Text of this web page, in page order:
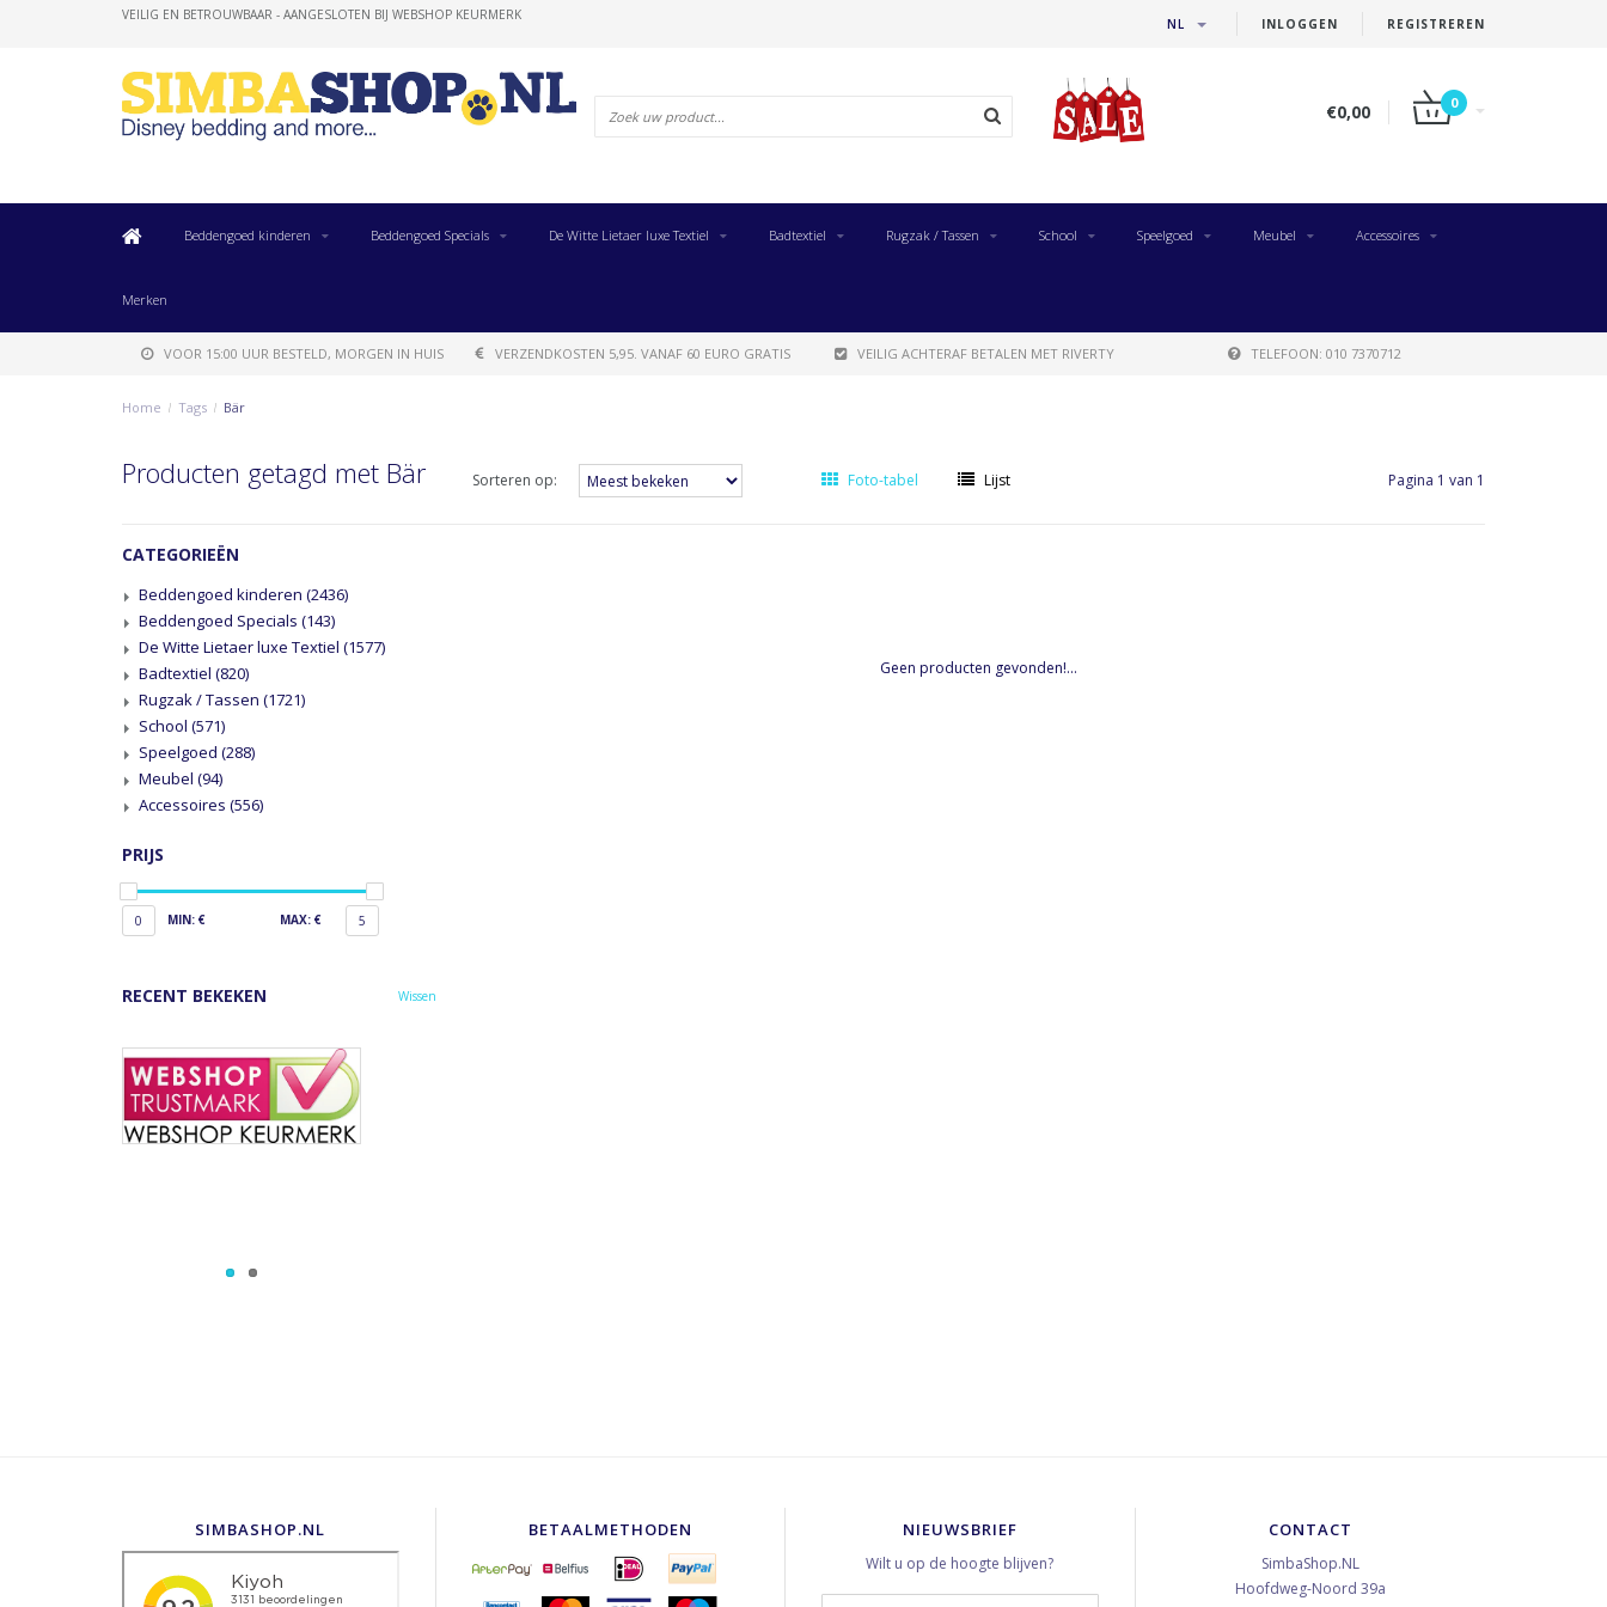
INLOGGEN REGISTREREN
NL
VEILIG EN BETROUWBAAR - AANGESLOTEN BIJ WEBSHOP KEURMERK
€0,00 0
Beddengoed kinderen Beddengoed Specials De Witte Lietaer luxe Textiel Badtextiel Rugzak / Tassen School Speelgoed Meubel Accessoires
Merken
VOOR 15:00 UUR BESTELD, MORGEN IN HUIS VERZENDKOSTEN 5,95. VANAF 60 EURO GRATIS VEILIG ACHTERAF BETALEN MET RIVERTY TELEFOON: 010 7370712
Home / Tags / Bär
Producten getagd met Bär Sorteren op: Foto-tabel Lijst Pagina 1 van 1
CATEGORIEËN
Beddengoed kinderen (2436)
Beddengoed Specials (143)
De Witte Lietaer luxe Textiel (1577)
Badtextiel (820)
Rugzak / Tassen (1721)
School (571)
Speelgoed (288)
Meubel (94)
Accessoires (556)
PRIJS
0 MIN: € MAX: € 5
RECENT BEKEKEN Wissen
Geen producten gevonden!...
SIMBASHOP.NL BETAALMETHODEN NIEUWSBRIEF
Wilt u op de hoogte blijven?
CONTACT
SimbaShop.NL
Hoofdweg-Noord 39a